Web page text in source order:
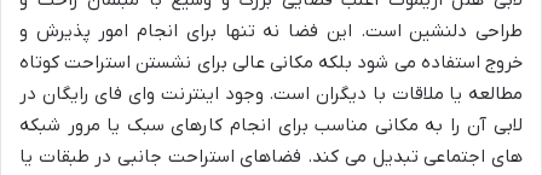
طراحی دلنشین است. این فضا نه تنها برای انجام امور پذیرش و
خروج استفاده می شود بلکه مکانی عالی برای نشستن استراحت کوتاه
مطالعه یا ملاقات با دیگران است. وجود اینترنت وای فای رایگان در
لابی آن را به مکانی مناسب برای انجام کارهای سبک یا مرور شبکه
های اجتماعی تبدیل می کند. فضاهای استراحت جانبی در طبقات یا